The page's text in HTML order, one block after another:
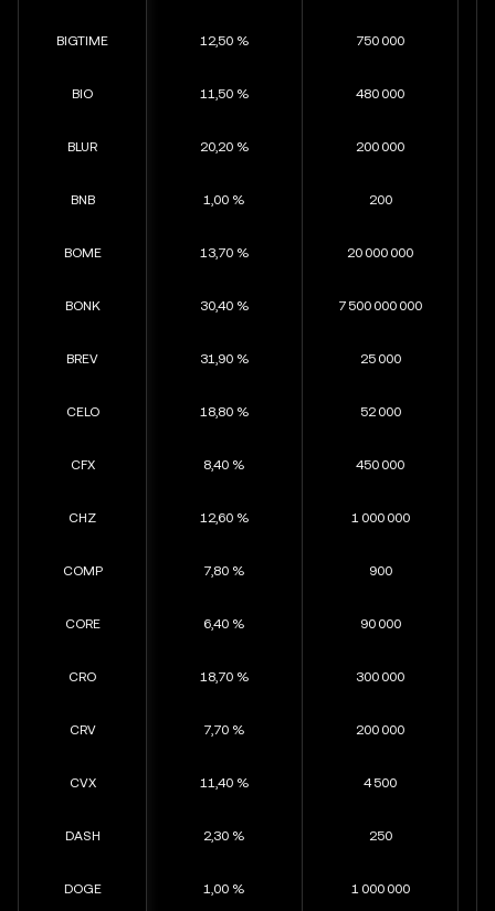
BIGTIME
BIO
BLUR
BNB
BOME
BONK
BREV
CELO
CFX
CHZ
COMP
CORE
CRO
CRV
CVX
DASH
DOGE
12,50 % 750 000
11,50 % 480 000
20,20 % 200 000
1,00 % 200
13,70 % 20 000 000
30,40 % 7 500 000 000
31,90 % 25 000
18,80 % 52 000
8,40 % 450 000
12,60 % 1 000 000
7,80 % 900
6,40 % 90 000
18,70 % 300 000
7,70 % 200 000
11,40 % 4 500
2,30 % 250
1,00 % 1 000 000